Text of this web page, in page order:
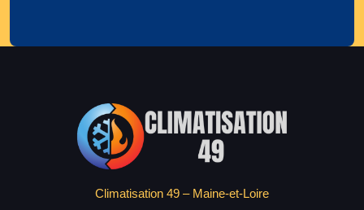
Climatisation 49 – Maine-et-Loire